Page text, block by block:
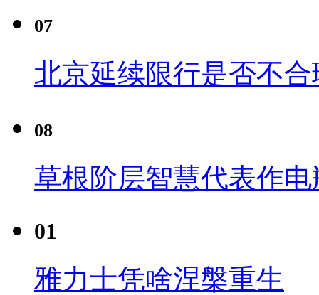
07
北京延续限行是否不
08
草根阶层智慧代表作电
01
雅力士凭啥涅槃重生